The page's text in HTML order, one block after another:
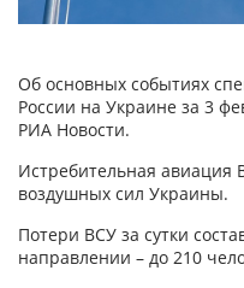
Об основных событиях
России на Украине за 3
РИА Новости.
Истребительная авиация
воздушных сил Украины.
Потери ВСУ за сутки
направлении – до 210